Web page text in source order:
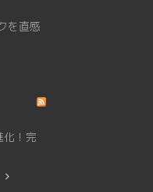
を直感
化！完